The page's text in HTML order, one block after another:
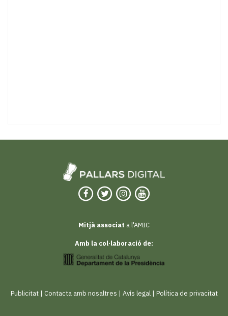
Mitjà associat a l'AMIC
Amb la col·laboració de:
Publicitat| Contacta amb nosaltres | Avís legal| Política de privacitat